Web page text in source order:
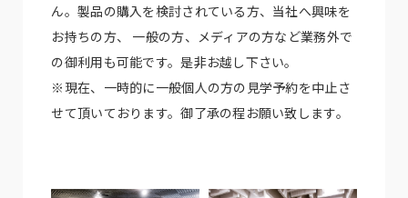
ん。製品の購入を検討されている方、当社へ興味を
お持ちの方、 一般の方、メディアの方など業務外で
の御利用も可能です。是非お越し下さい。
※現在、一時的に一般個人の方の見学予約を中止さ
せて頂いております。御了承の程お願い致します。